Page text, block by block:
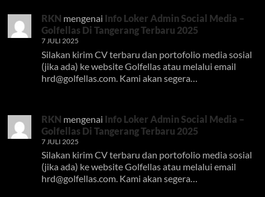
RKN mengenai Info Loker Admin Social Media –
Golfellas Di Tangerang Terbaru 2025
7 JULI 2025
Silakan kirim CV terbaru dan portofolio media sosial
(jika ada) ke website Golfellas atau melalui email
hrd@golfellas.com . Kami akan segera…
RKN mengenai Info Loker Admin Social Media –
Golfellas Di Tangerang Terbaru 2025
7 JULI 2025
Silakan kirim CV terbaru dan portofolio media sosial
(jika ada) ke website Golfellas atau melalui email
hrd@golfellas.com. Kami akan segera…